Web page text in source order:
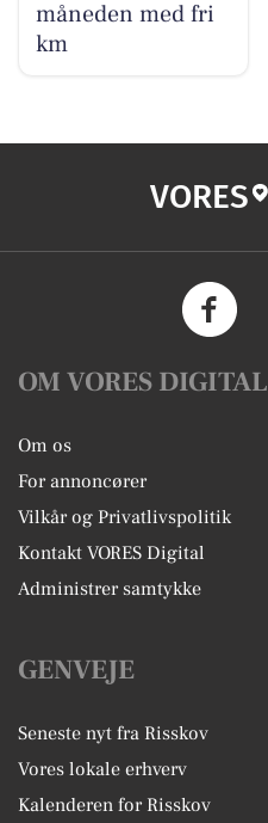
måneden med fri
km
VORES
OM VORES DIGITAL
Om os
For annoncører
Vilkår og Privatlivspolitik
Kontakt VORES Digital
Administrer samtykke
GENVEJE
Seneste nyt fra Risskov
Vores lokale erhverv
Kalenderen for Risskov